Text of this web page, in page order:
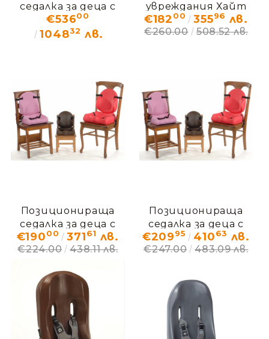
седалка за деца с
ДЦП и други
увреждания СИТЕР
€53600
104832 лв.
увреждания Хайт
Райт – ДЕМО (без
кашон)
€18200 35596 лв.
€260.00 508.52 лв.
Позиционираща
седалка за деца с
ДЦП и увреждания
Лайнер – ДЕМО (без
€19000 37161 лв.
€224.00 438.11 лв.
Позиционираща
седалка за деца с
ДЦП и увреждания
Лайнер – ДЕМО (без
€20995 41063 лв.
€247.00 483.09 лв.